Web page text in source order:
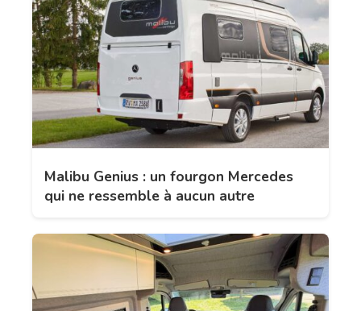
Malibu Genius : un fourgon Mercedes
qui ne ressemble à aucun autre